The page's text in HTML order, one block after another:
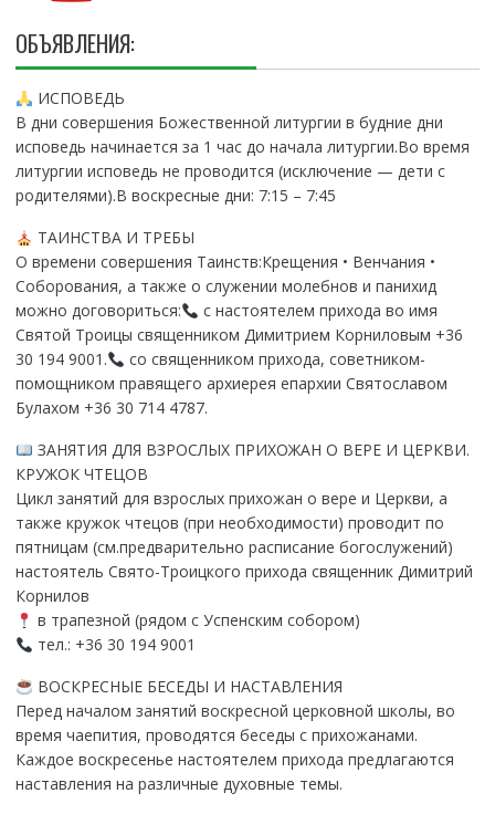
ОБЪЯВЛЕНИЯ:
ИСПОВЕДЬ
В дни совершения Божественной литургии в будние дни
исповедь начинается за 1 час до начала литургии.Во время
литургии исповедь не проводится (исключение — дети с
родителями).В воскресные дни: 7:15 – 7:45
ТАИНСТВА И ТРЕБЫ
О времени совершения Таинств:Крещения • Венчания •
Соборования, а также о служении молебнов и панихид
можно договориться:
с настоятелем прихода во имя
Святой Троицы священником Димитрием Корниловым +36
30 194 9001.
со священником прихода, советником-
помощником правящего архиерея епархии Святославом
Булахом +36 30 714 4787.
ЗАНЯТИЯ ДЛЯ ВЗРОСЛЫХ ПРИХОЖАН О ВЕРЕ И ЦЕРКВИ.
КРУЖОК ЧТЕЦОВ
Цикл занятий для взрослых прихожан о вере и Церкви, а
также кружок чтецов (при необходимости) проводит по
пятницам (см.предварительно расписание богослужений)
настоятель Свято-Троицкого прихода священник Димитрий
Корнилов
в трапезной (рядом с Успенским собором)
тел.: +36 30 194 9001
ВОСКРЕСНЫЕ БЕСЕДЫ И НАСТАВЛЕНИЯ
Перед началом занятий воскресной церковной школы, во
время чаепития, проводятся беседы с прихожанами.
Каждое воскресенье настоятелем прихода предлагаются
наставления на различные духовные темы.